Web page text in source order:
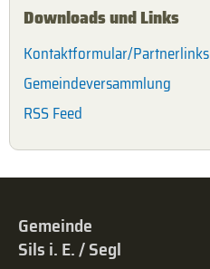
Downloads und Links
Kontaktformular/Partnerlinks
Gemeindeversammlung
RSS Feed
Gemeinde
Sils i. E. / Segl